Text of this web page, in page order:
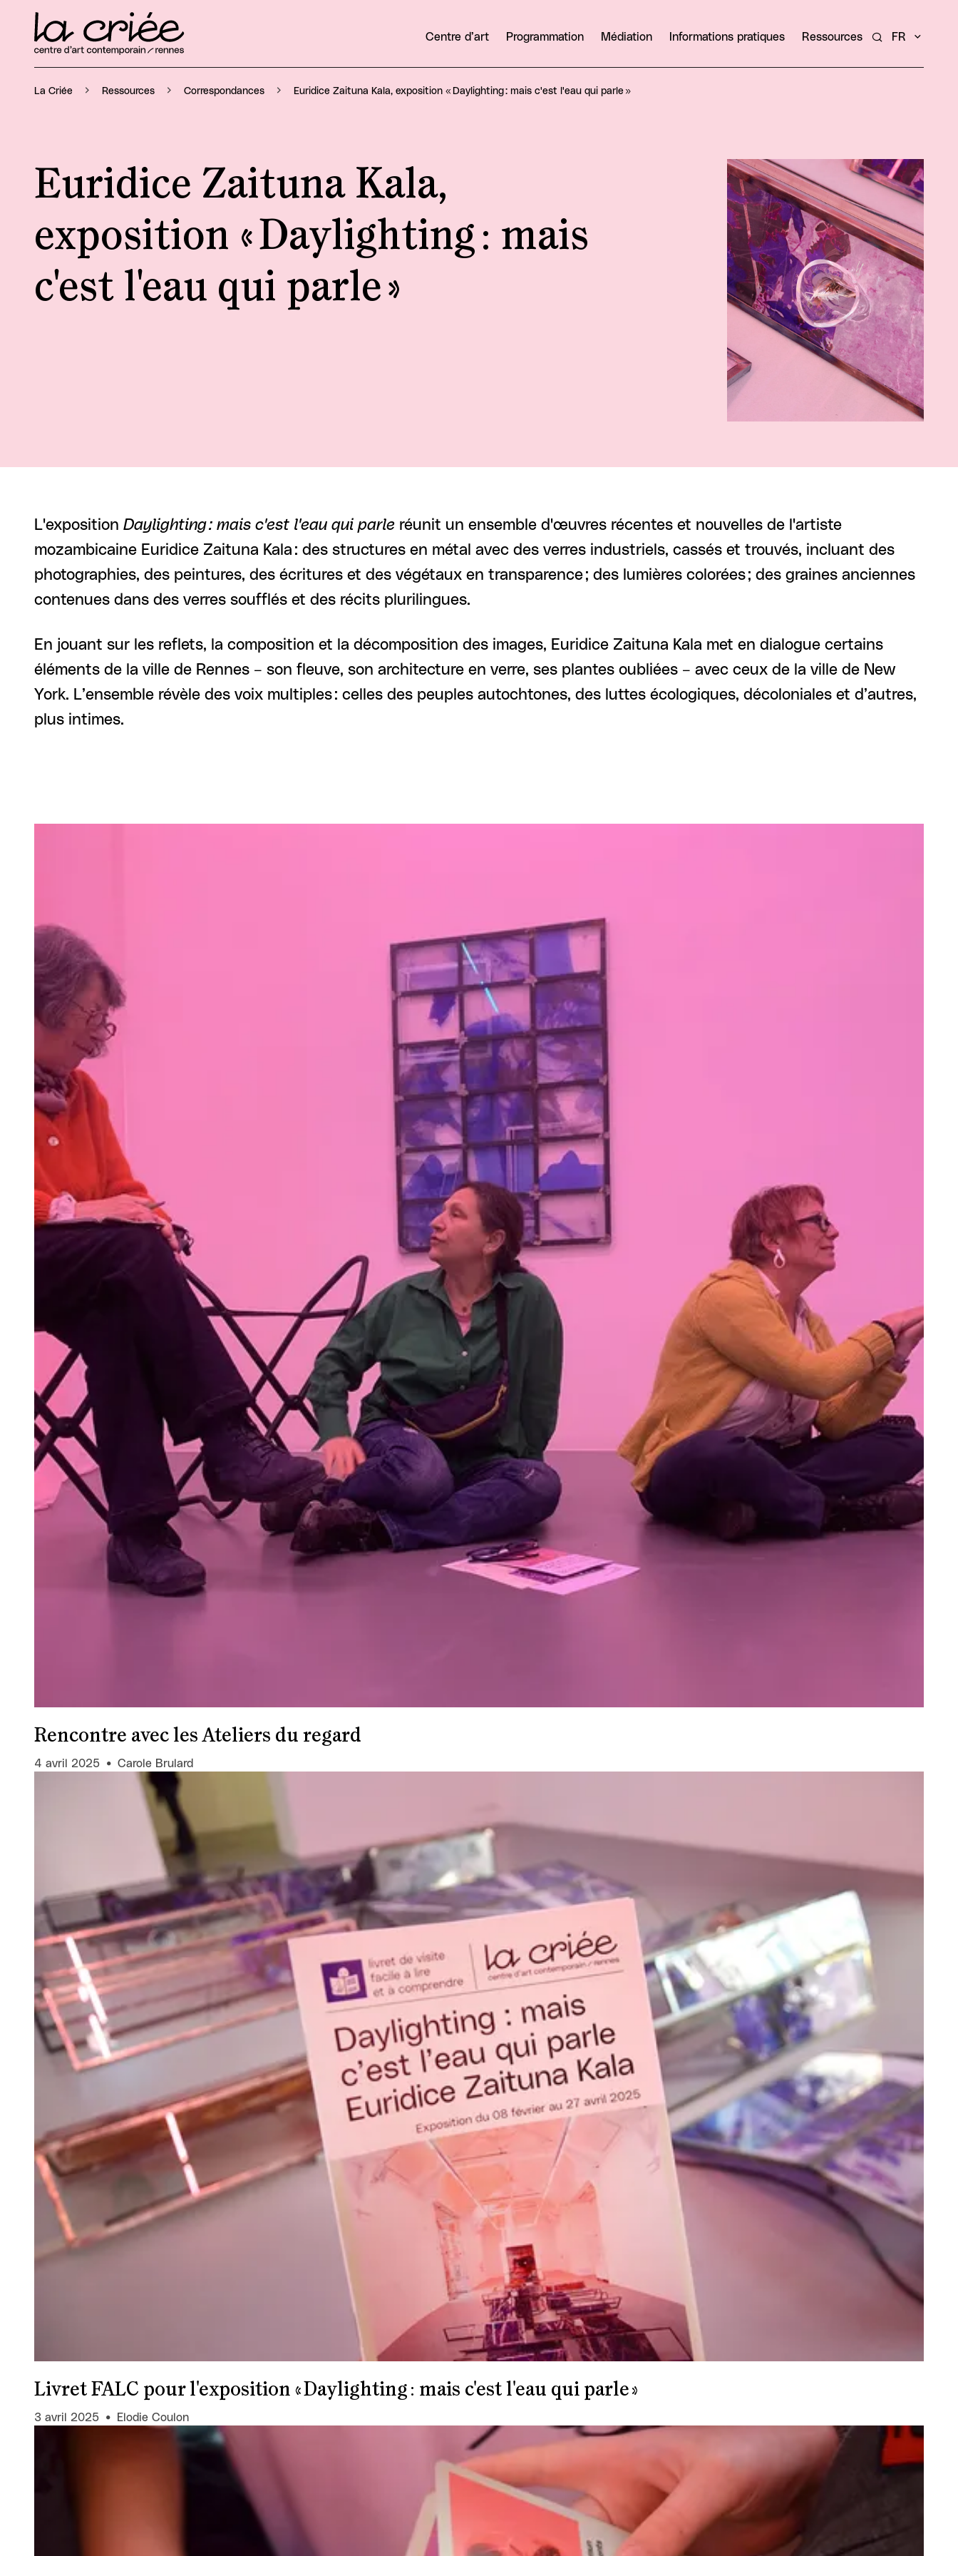
Centre d’art Programmation Médiation Informations pratiques Ressources Rechercher un
FR
La Criée Ressources Correspondances Euridice Zaituna Kala, exposition « Daylighting : mais c'est l'eau qui parle »
Euridice Zaituna Kala,
exposition « Daylighting : mais
c'est l'eau qui parle »
Agrandir
L'exposition Daylighting : mais c'est l'eau qui parle réunit un ensemble d'œuvres récentes et nouvelles de l'artiste
mozambicaine Euridice Zaituna Kala : des structures en métal avec des verres industriels, cassés et trouvés, incluant des
photographies, des peintures, des écritures et des végétaux en transparence ; des lumières colorées ; des graines anciennes
contenues dans des verres soufflés et des récits plurilingues.
En jouant sur les reflets, la composition et la décomposition des images, Euridice Zaituna Kala met en dialogue certains
éléments de la ville de Rennes – son fleuve, son architecture en verre, ses plantes oubliées – avec ceux de la ville de New
York. L’ensemble révèle des voix multiples : celles des peuples autochtones, des luttes écologiques, décoloniales et d’autres,
plus intimes.
Rencontre avec les Ateliers du regard
4 avril 2025 Carole Brulard
Livret FALC pour l'exposition « Daylighting : mais c'est l'eau qui parle »
3 avril 2025 Elodie Coulon